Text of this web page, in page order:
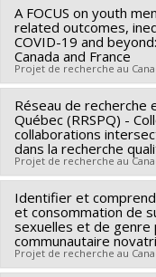
Lead researcher :
Co-researchers :
,Jorge Florès-Aranda
Goyette
Funding sources:
Société et culture
Grant programs:
générique
A FOCUS on youth
related outcomes,
COVID-19 and
Canada and France
Projet de recherche au
Lead researcher :
Co-researchers :
Fast,Joanna
Blanchette,Emily
Barbic,Devon
Coulaud
Funding sources:
Canada
Réseau de recherche
Québec (RRSPQ) -
collaborations
dans la recherche
Projet de recherche au
Lead researcher :
Co-researchers :
Funding sources:
Santé (FRSQ)
Identifier et
et consommation de
sexuelles et de genre
communautaire
Projet de recherche au